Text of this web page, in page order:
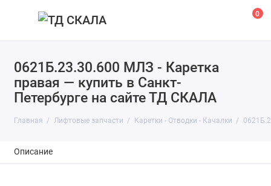
0
0621Б.23.30.600 МЛЗ - Каретка
правая — купить в Санкт-
Петербурге на сайте ТД СКАЛА
Главная Лифтовые запчасти Каретки - Отводки - Качалки
Описание